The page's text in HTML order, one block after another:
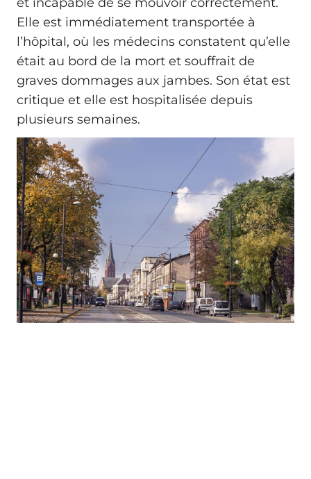
Elle est immédiatement transportée à
l’hôpital, où les médecins constatent qu’elle
était au bord de la mort et souffrait de
graves dommages aux jambes. Son état est
critique et elle est hospitalisée depuis
plusieurs semaines.